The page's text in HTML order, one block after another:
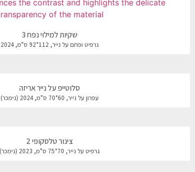
שקיות למילוי נפח 3
גרפיט ופחם על נייר, 112*92 ס"מ, 2024
סלוטייפ על נייר אריזה
עפרון על נייר, 60*70 ס"מ, 2024 (נימכר)
צינור טלסקופי 2
גרפיט על נייר, 70*75 ס"מ, 2023 (נימכר)